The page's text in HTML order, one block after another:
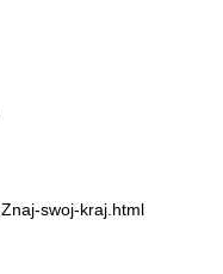
swoj-kraj.html